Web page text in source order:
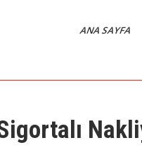
ANA SAYFA